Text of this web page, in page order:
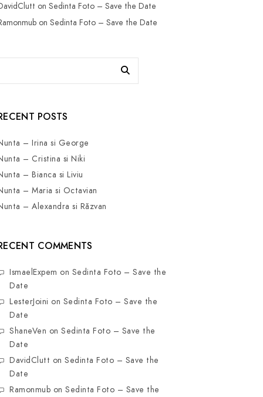
onSedinta Foto – Save the Date
onSedinta Foto – Save the Date
POSTS
– Irina si George
– Cristina si Niki
– Bianca si Liviu
– Maria si Octavian
– Alexandra si Răzvan
COMMENTS
IsmaelExpem on Sedinta Foto – Save the
Date
LesterJoini on Sedinta Foto – Save the
Date
ShaneVen onSedinta Foto – Save the
Date
DavidClutt onSedinta Foto – Save the
Date
Ramonmub onSedinta Foto – Save the